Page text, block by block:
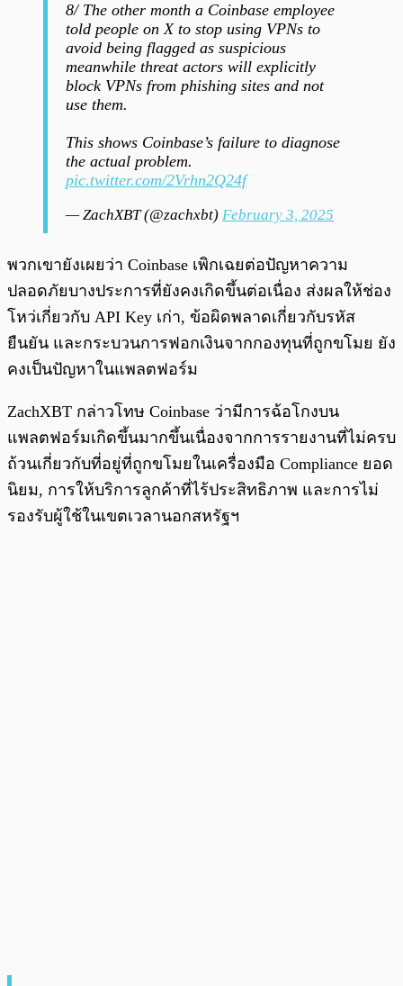
8/ The other month a Coinbase employee
told people on X to stop using VPNs to
avoid being flagged as suspicious
meanwhile threat actors will explicitly
block VPNs from phishing sites and not
use them.
This shows Coinbase’s failure to diagnose
the actual problem.
pic.twitter.com/2Vrhn2Q24f
— ZachXBT (@zachxbt) February 3, 2025
พวกเขายังเผยว่า Coinbase เพิกเฉยต่อปัญหาความ
ปลอดภัยบางประการที่ยังคงเกิดขึ้นต่อเนื่อง ส่งผลให้ช่อง
โหว่เกี่ยวกับ API Key เก่า, ข้อผิดพลาดเกี่ยวกับรหัส
ยืนยัน และกระบวนการฟอกเงินจากกองทุนที่ถูกขโมย ยัง
คงเป็นปัญหาในแพลตฟอร์ม
ZachXBT กล่าวโทษ Coinbase ว่ามีการฉ้อโกงบน
แพลตฟอร์มเกิดขึ้นมากขึ้นเนื่องจากการรายงานที่ไม่ครบ
ถ้วนเกี่ยวกับที่อยู่ที่ถูกขโมยในเครื่องมือ Compliance ยอด
นิยม, การให้บริการลูกค้าที่ไร้ประสิทธิภาพ และการไม่
รองรับผู้ใช้ในเขตเวลานอกสหรัฐฯ